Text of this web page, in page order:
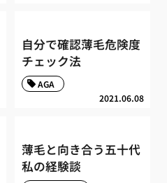
自分で確認薄毛危険度
チェック法
2021.06.08
AGA
薄毛と向き合う五十代
私の経験談